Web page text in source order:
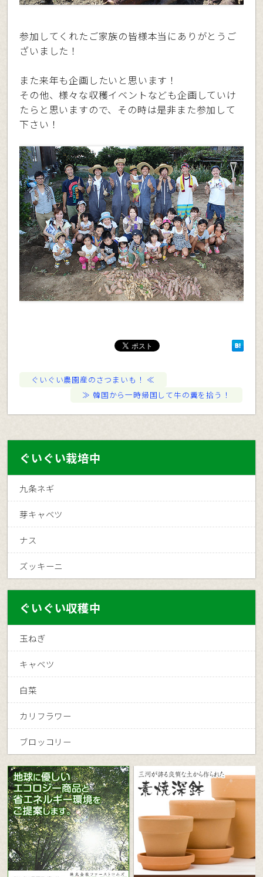
参加してくれたご家族の皆様本当にありがとうご
ざいました！
また来年も企画したいと思います！
その他、様々な収穫イベントなども企画していけ
たらと思いますので、その時は是非また参加して
下さい！
ぐいぐい農園産のさつまいも！
韓国から一時帰国して牛の糞を拾う！
ぐいぐい栽培中
九条ネギ
芽キャベツ
ナス
ズッキーニ
ぐいぐい収穫中
玉ねぎ
キャベツ
白菜
カリフラワー
ブロッコリー